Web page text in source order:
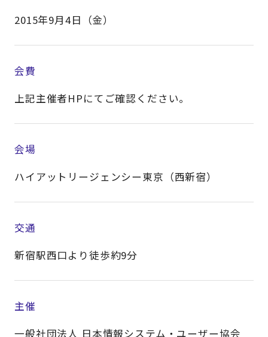
2015年9月4日（金）
会費
上記主催者HPにてご確認ください。
会場
ハイアットリージェンシー東京（西新宿）
交通
新宿駅西口より徒歩約9分
主催
一般社団法人 日本情報システム・ユーザー協会